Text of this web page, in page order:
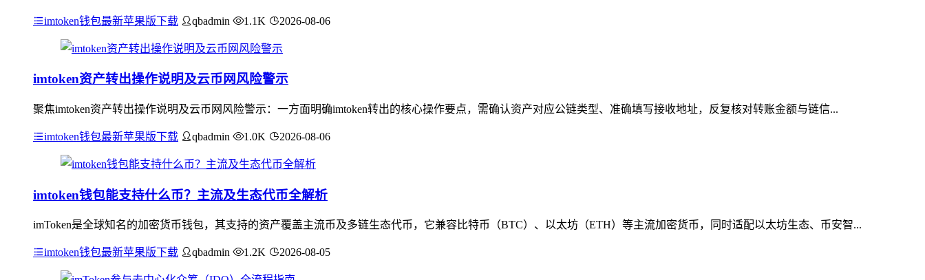
imtoken钱包最新苹果版下载 qbadmin 1.1K 2026-08-06
imtoken资产转出操作说明及云币网风险警示
聚焦imtoken资产转出操作说明及云币网风险警示：一方面明确imtoken转出的核心操作要点，需确认资产对应公链类型、准确填写接收地址，反复核对转账金额与链信...
imtoken钱包最新苹果版下载 qbadmin 1.0K 2026-08-06
imtoken钱包能支持什么币？主流及生态代币全解析
imToken是全球知名的加密货币钱包，其支持的资产覆盖主流币及多链生态代币，它兼容比特币（BTC）、以太坊（ETH）等主流加密货币，同时适配以太坊生态、币安智...
imtoken钱包最新苹果版下载 qbadmin 1.2K 2026-08-05